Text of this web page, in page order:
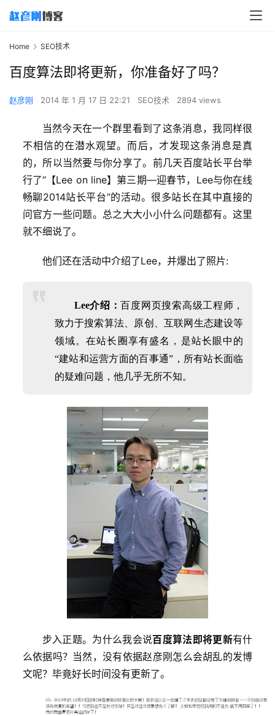
Home SEO技术
百度算法即将更新，你准备好了吗？
赵彦刚 2014 年 1 月 17 日 22:21 SEO技术 2894 views
当然今天在一个群里看到了这条消息，我同样很
不相信的在潜水观望。而后，才发现这条消息是真
的，所以当然要与你分享了。 前几天百度站长平台举
行了“【Lee on line】第三期—迎春节，Lee与你在线
畅聊2014站长平台”的活动。很多站长在其中直接的
问官方一些问题。总之大大小小什么问题都有。这里
就不细说了。
他们还在活动中介绍了Lee，并爆出了照片:
Lee介绍：百度网页搜索高级工程师，
致力于搜索算法、原创、互联网生态建设等
领域。在站长圈享有盛名，是站长眼中的
“建站和运营方面的百事通”，所有站长面临
的疑难问题，他几乎无所不知。
步入正题。为什么我会说百度算法即将更新有什
么依据吗？当然，没有依据赵彦刚怎么会胡乱的发博
文呢？毕竟好长时间没有更新了。